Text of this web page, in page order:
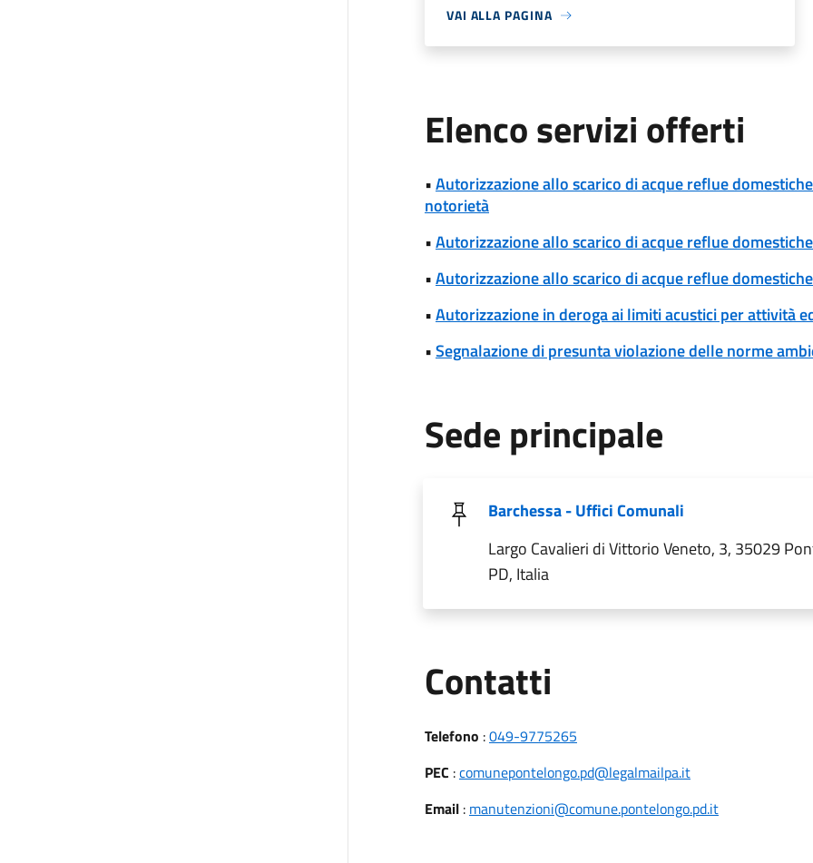
VAI ALLA PAGINA
Elenco servizi offerti
•Autorizzazione allo scarico di acque reflue
notorietà
•Autorizzazione allo scarico di acque reflue
•Autorizzazione allo scarico di acque reflue
•Autorizzazione in deroga ai limiti acustici per attività
•Segnalazione di presunta violazione delle norme
Sede principale
Barchessa - Uffici Comunali
Largo Cavalieri di Vittorio Veneto, 3, 35029
PD, Italia
Contatti
Telefono :049-9775265
PEC :comunepontelongo.pd@legalmailpa.it
Email: manutenzioni@comune.pontelongo.pd.it